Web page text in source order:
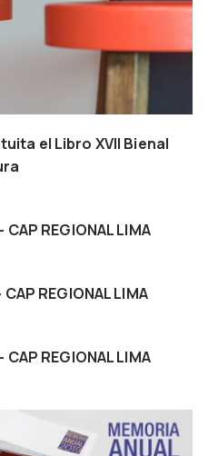
el Libro XVII Bienal
CAP REGIONAL LIMA
REGIONAL LIMA
CAP REGIONAL LIMA